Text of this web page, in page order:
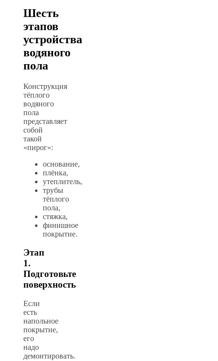
Шесть
этапов
устройства
водяного
пола
Конструкция
тёплого
водяного
пола
представляет
собой
такой
«пирог»:
основание,
плёнка,
утеплитель,
трубы
тёплого
пола,
стяжка,
финишное
покрытие.
Этап
1.
Подготовьте
поверхность
Если
есть
напольное
покрытие,
его
надо
демонтировать.